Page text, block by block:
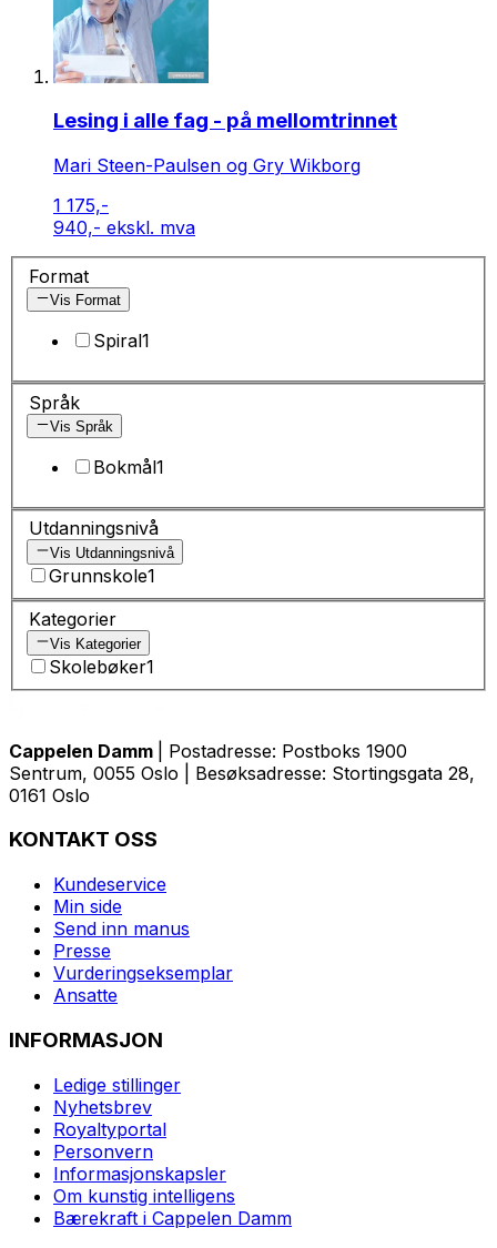
Lesing i alle fag - på mellomtrinnet
Mari Steen-Paulsen og Gry Wikborg
1 175,-
940,- ekskl. mva
Format
Vis Format
Spiral1
Språk
Vis Språk
Bokmål1
Utdanningsnivå
Vis Utdanningsnivå
Grunnskole1
Kategorier
Vis Kategorier
Skolebøker1
Cappelen Damm
| Postadresse: Postboks 1900
Sentrum, 0055 Oslo | Besøksadresse: Stortingsgata 28,
0161 Oslo
KONTAKT OSS
Kundeservice
Min side
Send inn manus
Presse
Vurderingseksemplar
Ansatte
INFORMASJON
Ledige stillinger
Nyhetsbrev
Royaltyportal
Personvern
Informasjonskapsler
Om kunstig intelligens
Bærekraft i Cappelen Damm